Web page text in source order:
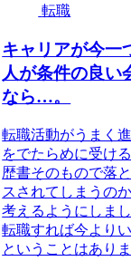
転職
キャリアが今一
人が条件の良い
なら…。
転職活動がうまく
をでたらめに受け
歴書そのもので落
スされてしまうの
考えるようにしま
転職すれば今より
ということはあり